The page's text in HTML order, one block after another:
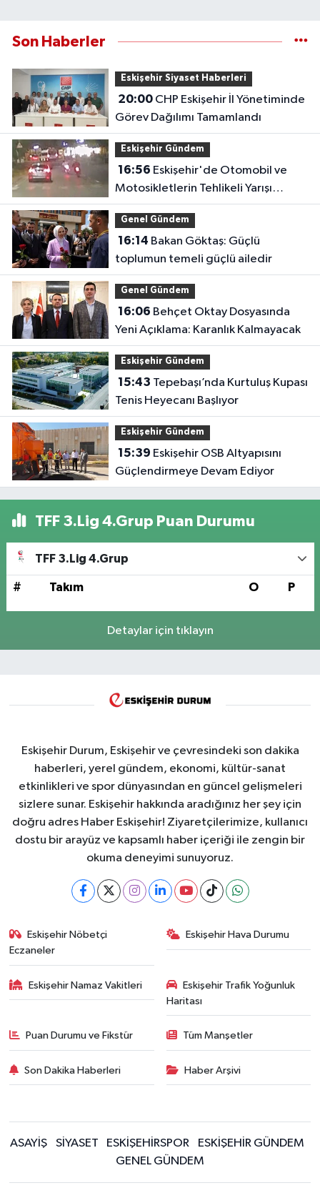
Son Haberler
Eskişehir Siyaset Haberleri
20:00CHP Eskişehir İl Yönetiminde
Görev Dağılımı Tamamlandı
Eskişehir Gündem
16:56
Motosikletlerin Tehlikeli Yarışı
Kamerada
Genel Gündem
16:14
toplumun temeli güçlü ailedir
Genel Gündem
16:06
Yeni Açıklama: Karanlık Kalmayacak
Eskişehir Gündem
15:43
Tenis Heyecanı Başlıyor
Eskişehir Gündem
15:39
Güçlendirmeye Devam Ediyor
TFF 3.Lig 4.Grup Puan Durumu
TFF 3.Lig 4.Grup
# Takım O P
Detaylar için tıklayın
Eskişehir Durum, Eskişehir ve çevresindeki son dakika
haberleri, yerel gündem, ekonomi, kültür-sanat
etkinlikleri ve spor dünyasından en güncel gelişmeleri
sizlere sunar. Eskişehir hakkında aradığınız her şey için
doğru adres Haber Eskişehir! Ziyaretçilerimize, kullanıcı
dostu bir arayüz ve kapsamlı haber içeriği ile zengin bir
okuma deneyimi sunuyoruz.
Eskişehir Nöbetçi
Eczaneler
Eskişehir Hava Durumu
Eskişehir Namaz Vakitleri
Eskişehir Trafik Yoğunluk
Haritası
Puan Durumu ve Fikstür Tüm Manşetler
Son Dakika Haberleri Haber Arşivi
ASAYİŞ SİYASET ESKİŞEHİRSPOR
ESKİŞEHİR GÜNDEM
GENEL GÜNDEM